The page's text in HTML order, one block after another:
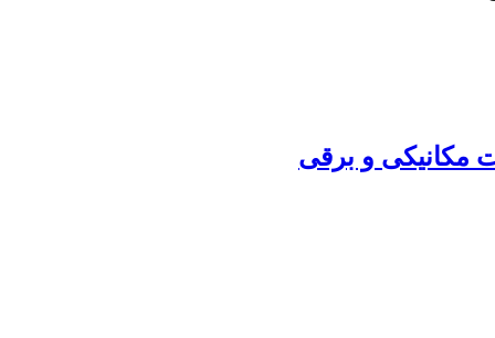
مکانیکی و برقی